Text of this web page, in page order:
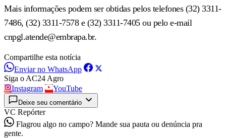
Mais informações podem ser obtidas pelos telefones (32) 3311-
7486, (32) 3311-7578 e (32) 3311-7405 ou pelo e-mail
cnpgl.atende@embrapa.br.
Compartilhe esta notícia
Enviar no WhatsApp
Siga o AC24 Agro
Instagram
YouTube
Deixe seu comentário
VC Repórter
Flagrou algo no campo? Mande sua pauta ou denúncia pra
gente.